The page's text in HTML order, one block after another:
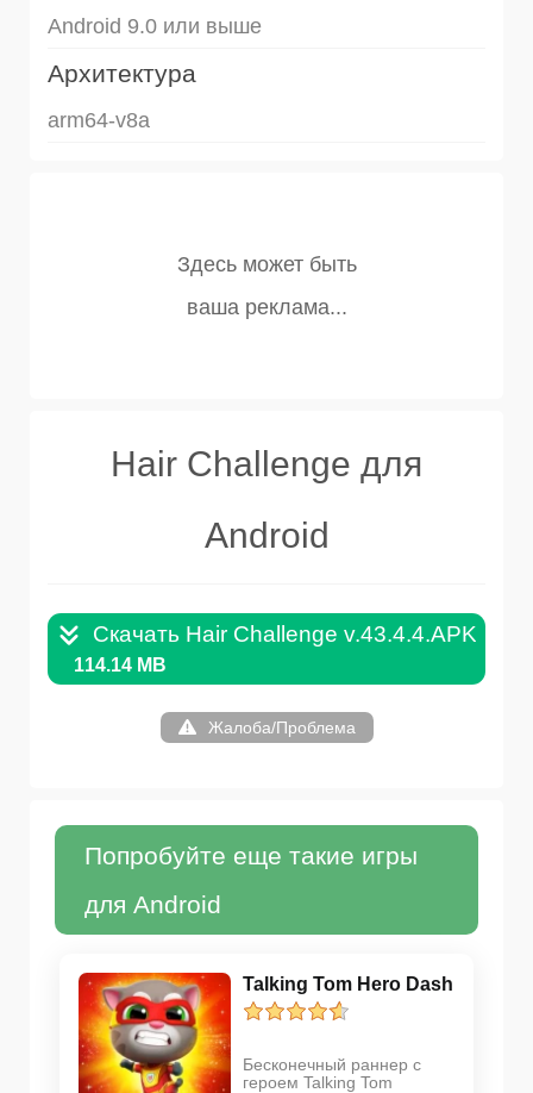
Android 9.0 или выше
Архитектура
arm64-v8a
Hair Challenge для
Android
Скачать Hair Challenge v.43.4.4.APK
114.14 MB
Жалоба/Проблема
Попробуйте еще такие игры
для Android
Talking Tom Hero Dash
Бесконечный раннер с
героем Talking Tom